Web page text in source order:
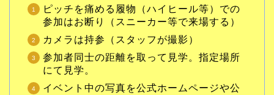
ピッチを痛める履物（ハイヒール等）での
参加はお断り（スニーカー等で来場する）
カメラは持参（スタッフが撮影）
参加者同士の距離を取って見学。指定場所
にて見学。
イベント中の写真を公式ホームページや公